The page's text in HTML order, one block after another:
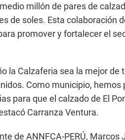
millón de pares de
de soles. Esta colaboración
promover y fortalecer el
la Calzaferia sea la mejor de
Como municipio, hemos
para que el calzado de El
Carranza Ventura.
de ANNFCA-PERÚ, Marcos